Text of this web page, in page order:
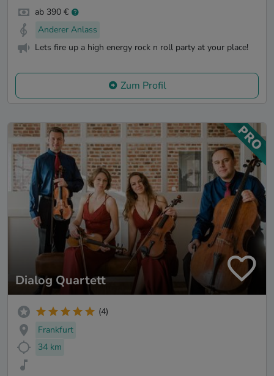
ab 390 €
Anderer Anlass
Lets fire up a high energy rock n roll party at your place!
Zum Profil
Dialog Quartett
(4)
Frankfurt
34 km